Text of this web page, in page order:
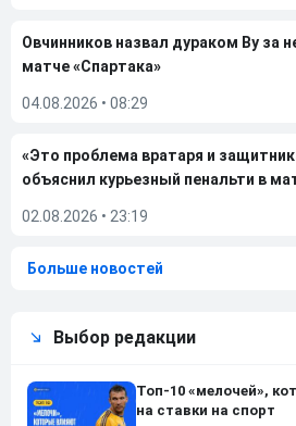
Овчинников назвал дураком Ву за
матче «Спартака»
04.08.2026 • 08:29
«Это проблема вратаря и
объяснил курьезный пенальти в
02.08.2026 • 23:19
Больше новостей
Выбор редакции
Топ-10 «мелочей»,
на ставки на спорт